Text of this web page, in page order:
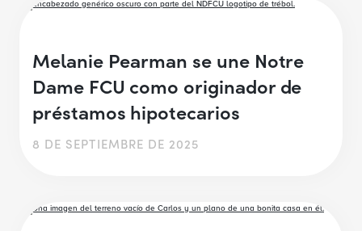
Melanie Pearman se une Notre
Dame FCU como originador de
préstamos hipotecarios
8 DE SEPTIEMBRE DE 2025